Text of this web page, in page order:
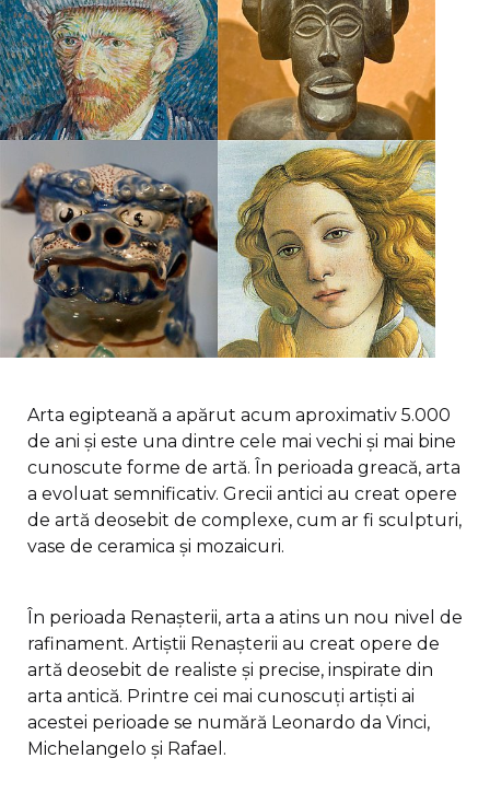
Arta egipteană a apărut acum aproximativ 5.000
de ani și este una dintre cele mai vechi și mai bine
cunoscute forme de artă. În perioada greacă, arta
a evoluat semnificativ. Grecii antici au creat opere
de artă deosebit de complexe, cum ar fi sculpturi,
vase de ceramica și mozaicuri.
În perioada Renașterii, arta a atins un nou nivel de
rafinament. Artiștii Renașterii au creat opere de
artă deosebit de realiste și precise, inspirate din
arta antică. Printre cei mai cunoscuți artiști ai
acestei perioade se numără Leonardo da Vinci,
Michelangelo și Rafael.